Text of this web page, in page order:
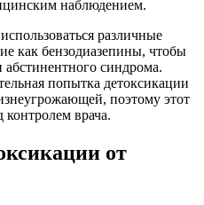
наблюдением.
различные
как бензодиазепины, чтобы
синдрома.
попытка детоксикации
поэтому этот
врача.
от